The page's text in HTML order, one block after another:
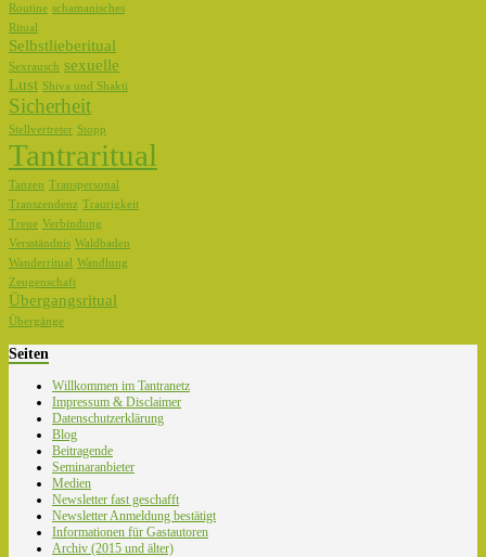
Routine schamanisches
Ritual
Selbstlieberitual
Sexrausch sexuelle
Lust Shiva und Shakti
Sicherheit
Stellvertreter Stopp
Tantraritual
Tanzen Transpersonal
Transzendenz Traurigkeit
Treue Verbindung
Versständnis Waldbaden
Wanderritual Wandlung
Zeugenschaft
Übergangsritual
Übergänge
Seiten
Willkommen im Tantranetz
Impressum & Disclaimer
Datenschutzerklärung
Blog
Beitragende
Seminaranbieter
Medien
Newsletter fast geschafft
Newsletter Anmeldung bestätigt
Informationen für Gastautoren
Archiv (2015 und älter)